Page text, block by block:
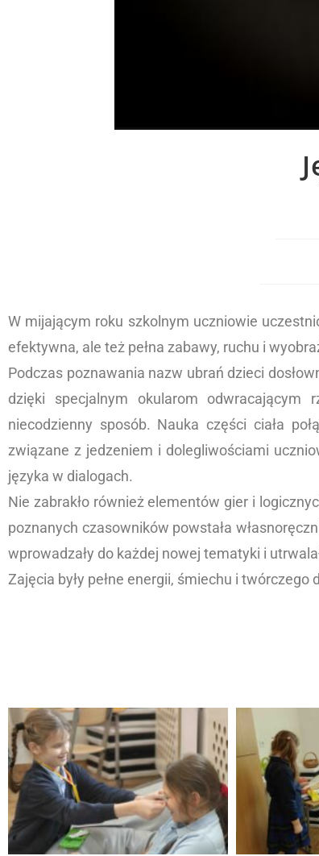
W mijającym roku szkolnym uczniowie
efektywna, ale też pełna zabawy, ruchu i
Podczas poznawania nazw ubrań dzieci
dzięki specjalnym okularom
niecodzienny sposób. Nauka części ciała
związane z jedzeniem i dolegliwościami
języka w dialogach.
Nie zabrakło również elementów gier i
poznanych czasowników powstała
wprowadzały do każdej nowej tematyki i
Zajęcia były pełne energii, śmiechu i twórczego